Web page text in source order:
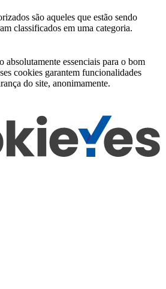
são aqueles que estão sendo
classificados em uma categoria.
absolutamente essenciais para o bom
cookies garantem funcionalidades
do site, anonimamente.